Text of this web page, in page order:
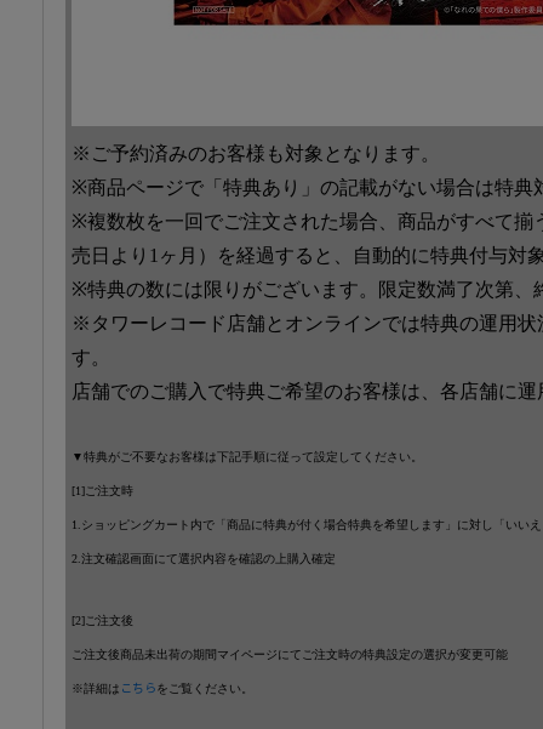
※ご予約済みのお客様も対象となります。
※商品ページで「特典あり」の記載がない場合は特典
※複数枚を一回でご注文された場合、商品がすべて揃
売日より1ヶ月）を経過すると、自動的に特典付与対
※特典の数には限りがございます。限定数満了次第、
※タワーレコード店舗とオンラインでは特典の運用
す。
店舗でのご購入で特典ご希望のお客様は、各店舗に
▼特典がご不要なお客様は下記手順に従って設定してください。
[1]ご注文時
1.ショッピングカート内で「商品に特典が付く場合特典を希望します」に対し「いい
2.注文確認画面にて選択内容を確認の上購入確定
[2]ご注文後
ご注文後商品未出荷の期間マイページにてご注文時の特典設定の選択が変更可能
※詳細は こちらをご覧ください。